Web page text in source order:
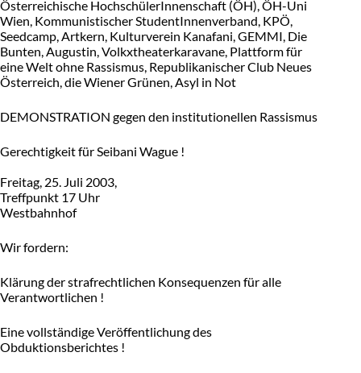
Österreichische HochschülerInnenschaft (ÖH), ÖH-Uni
Wien, Kommunistischer StudentInnenverband, KPÖ,
Seedcamp, Artkern, Kulturverein Kanafani, GEMMI, Die
Bunten, Augustin, Volkxtheaterkaravane, Plattform für
eine Welt ohne Rassismus, Republikanischer Club Neues
Österreich, die Wiener Grünen, Asyl in Not
DEMONSTRATION gegen den institutionellen Rassismus
Gerechtigkeit für Seibani Wague !
Freitag, 25. Juli 2003,
Treffpunkt 17 Uhr
Westbahnhof
Wir fordern:
Klärung der strafrechtlichen Konsequenzen für alle
Verantwortlichen !
Eine vollständige Veröffentlichung des
Obduktionsberichtes !